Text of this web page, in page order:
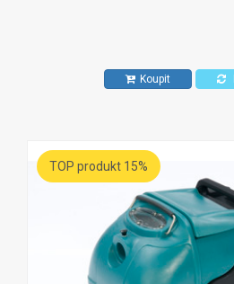
Koupit
TOP produkt 15%